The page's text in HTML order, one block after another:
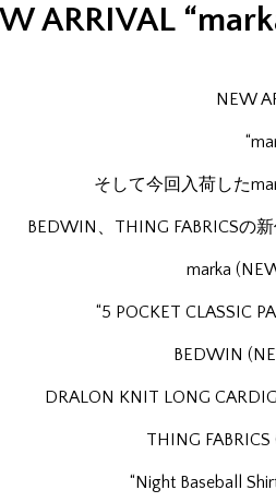
ARRIVAL
NEW
そして今回入荷した
BEDWIN、THING FABRICSの
marka
“5 POCKET CLASSIC
BEDWIN
DRALON KNIT LONG
THING
“Night Baseball